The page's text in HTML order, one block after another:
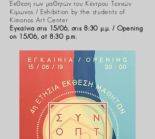
Έκθεση των μαθητών του Κέντρου Τεχνών
Κίμωνος / Exhibition by the students of
Kimonos Art Center
Εγκαίνια στις 15/06, στις 8:30 μ.μ. / Opening
on 15/06, at 8:30 p.m.